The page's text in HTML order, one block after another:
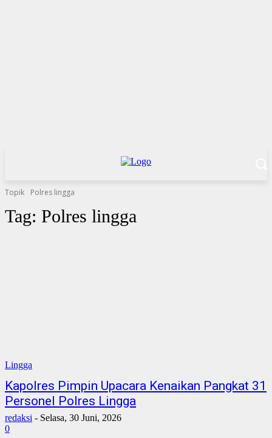
Topik Polres lingga
Tag: Polres lingga
Lingga
Kapolres Pimpin Upacara Kenaikan Pangkat 31
Personel Polres Lingga
redaksi - Selasa, 30 Juni, 2026
0